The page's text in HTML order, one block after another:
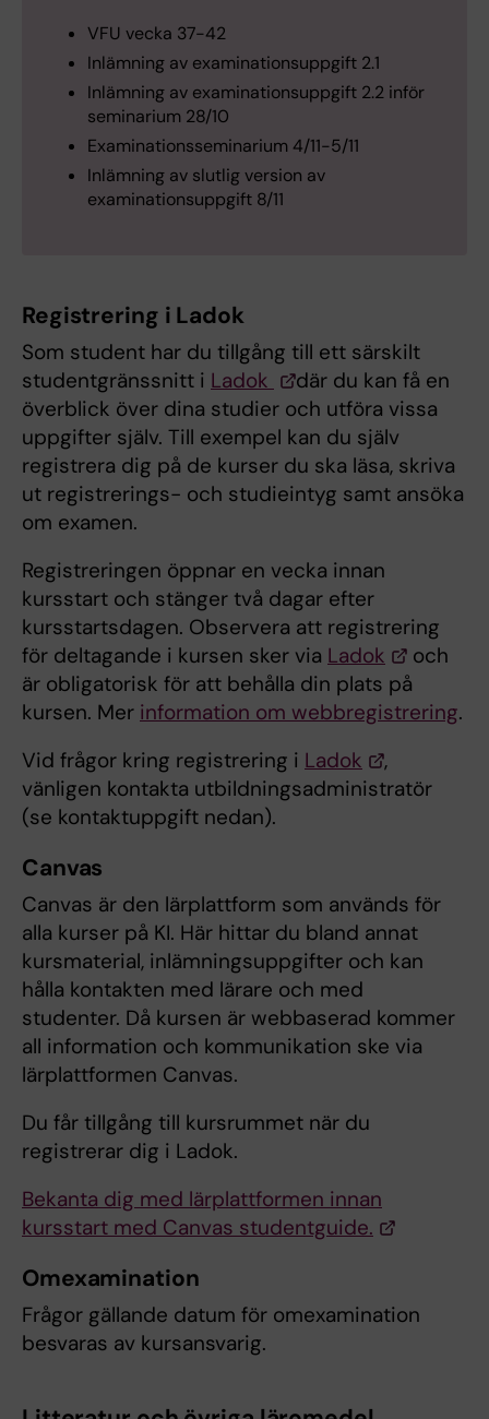
VFU vecka 37-42
Inlämning av examinationsuppgift 2.1
Inlämning av examinationsuppgift 2.2 inför
seminarium 28/10
Examinationsseminarium 4/11-5/11
Inlämning av slutlig version av
examinationsuppgift 8/11
Registrering i Ladok
Som student har du tillgång till ett särskilt
studentgränssnitt i Ladok
där du kan få en
överblick över dina studier och utföra vissa
uppgifter själv. Till exempel kan du själv
registrera dig på de kurser du ska läsa, skriva
ut registrerings- och studieintyg samt ansöka
om examen.
Registreringen öppnar en vecka innan
kursstart och stänger två dagar efter
kursstartsdagen. Observera att registrering
för deltagande i kursen sker via Ladok
och
är obligatorisk för att behålla din plats på
kursen. Mer information om webbregistrering.
Vid frågor kring registrering i Ladok
,
vänligen kontakta utbildningsadministratör
(se kontaktuppgift nedan).
Canvas
Canvas är den lärplattform som används för
alla kurser på KI. Här hittar du bland annat
kursmaterial, inlämningsuppgifter och kan
hålla kontakten med lärare och med
studenter. Då kursen är webbaserad kommer
all information och kommunikation ske via
lärplattformen Canvas.
Du får tillgång till kursrummet när du
registrerar dig i Ladok.
Bekanta dig med lärplattformen innan
kursstart med Canvas studentguide.
Omexamination
Frågor gällande datum för omexamination
besvaras av kursansvarig.